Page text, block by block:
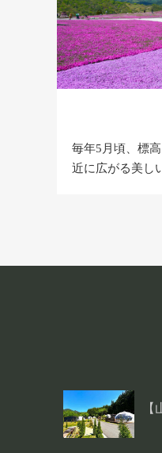
毎年5月頃、標
近に広がる美し